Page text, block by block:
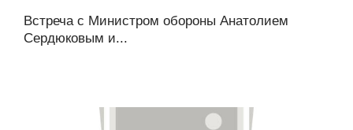
Встреча с Министром обороны Анатолием
Сердюковым и...